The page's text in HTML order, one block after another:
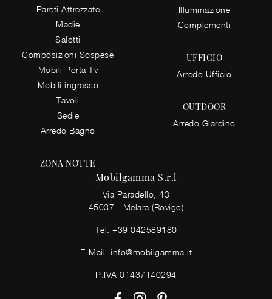
Pareti Attrezzate
Madie
Salotti
Composizioni Sospese
Mobili Porta Tv
Mobili ingresso
Tavoli
Sedie
Arredo Bagno
ZONA NOTTE
Illuminazione
Complementi
UFFICIO
Arredo Ufficio
OUTDOOR
Arredo Giardino
Mobilgamma S.r.l
Via Paradello, 43
45037 - Melara (Rovigo)
Tel. +39 042589180
E-Mail. info@mobilgamma.it
P.IVA 01437140294